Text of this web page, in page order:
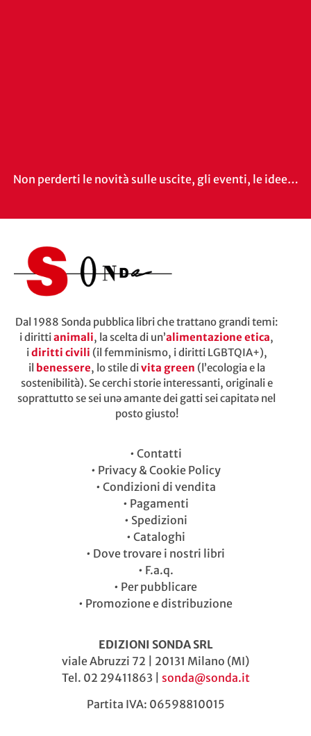
Non perderti le novità sulle uscite, gli eventi, le idee…
Dal 1988 Sonda pubblica libri che trattano grandi temi:
i dirittianimali, la scelta di un’alimentazione etica,
idiritti civili (il femminismo, i diritti LGBTQIA+),
il benessere, lo stile divita green (l’ecologia e la
sostenibilità). Se cerchi storie interessanti, originali e
soprattutto se sei unə amante dei gatti sei capitatə nel
posto giusto!
• Contatti
• Privacy & Cookie Policy
• Condizioni di vendita
• Pagamenti
• Spedizioni
• Cataloghi
• Dove trovare i nostri libri
• F.a.q.
• Per pubblicare
• Promozione e distribuzione
EDIZIONI SONDA SRL
viale Abruzzi 72 | 20131 Milano (MI)
Tel. 02 29411863 | sonda@sonda.it
Partita IVA: 06598810015